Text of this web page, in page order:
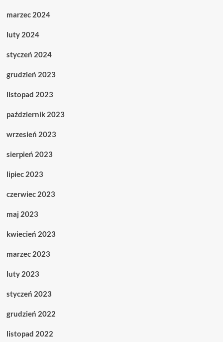
marzec 2024
luty 2024
styczeń 2024
grudzień 2023
listopad 2023
październik 2023
wrzesień 2023
sierpień 2023
lipiec 2023
czerwiec 2023
maj 2023
kwiecień 2023
marzec 2023
luty 2023
styczeń 2023
grudzień 2022
listopad 2022